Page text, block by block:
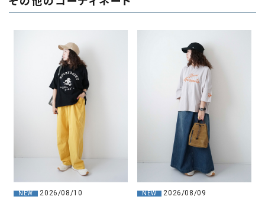
NEW 2026/08/10 NEW 2026/08/09